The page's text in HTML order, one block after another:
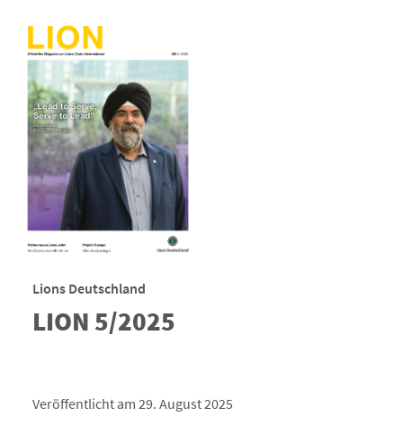
Lions Deutschland
LION 5/2025
Veröffentlicht am 29. August 2025